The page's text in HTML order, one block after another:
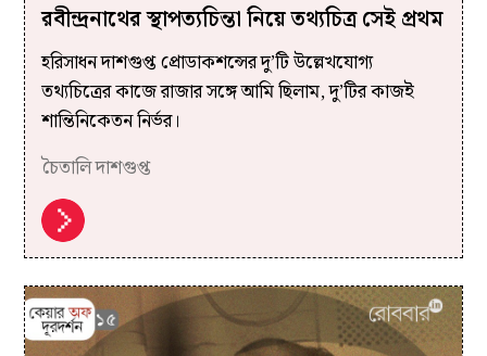
রবীন্দ্রনাথের স্থাপত্যচিন্তা নিয়ে তথ্যচিত্র সেই প্রথম
হরিসাধন দাশগুপ্ত প্রোডাকশন্সের দু’টি উল্লেখযোগ্য
তথ্যচিত্রের কাজে রাজার সঙ্গে আমি ছিলাম, দু’টির কাজই
শান্তিনিকেতন নির্ভর।
চৈতালি দাশগুপ্ত